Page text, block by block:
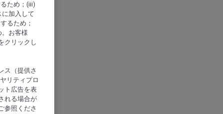
ため；(iii)
加入して
るため；
お客様
クリックし
ス（提供さ
リティプロ
ト広告を表
れる場合が
参照くださ